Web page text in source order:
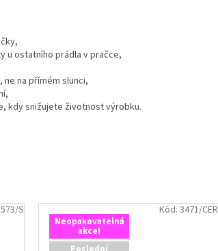
S
Neopakovatelná
akce!
Kód: 3471/CER
u ostatního prádla v pračce,
na přímém slunci,
kdy snižujete životnost výrobku.